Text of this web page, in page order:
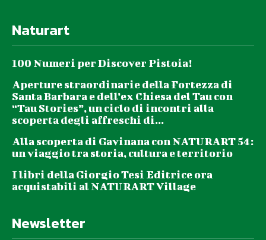
Naturart
100 Numeri per Discover Pistoia!
Aperture straordinarie della Fortezza di
Santa Barbara e dell’ex Chiesa del Tau con
“Tau Stories”, un ciclo di incontri alla
scoperta degli affreschi di...
Alla scoperta di Gavinana con NATURART 54:
un viaggio tra storia, cultura e territorio
I libri della Giorgio Tesi Editrice ora
acquistabili al NATURART Village
Newsletter